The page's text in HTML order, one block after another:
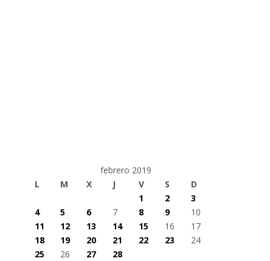
febrero 2019
L
M X J V S
D
1
2
3
4
5 6 7 8 9
10
11
12 13 14 15 16
17
18
19 20 21 22 23
24
25
26 27
28